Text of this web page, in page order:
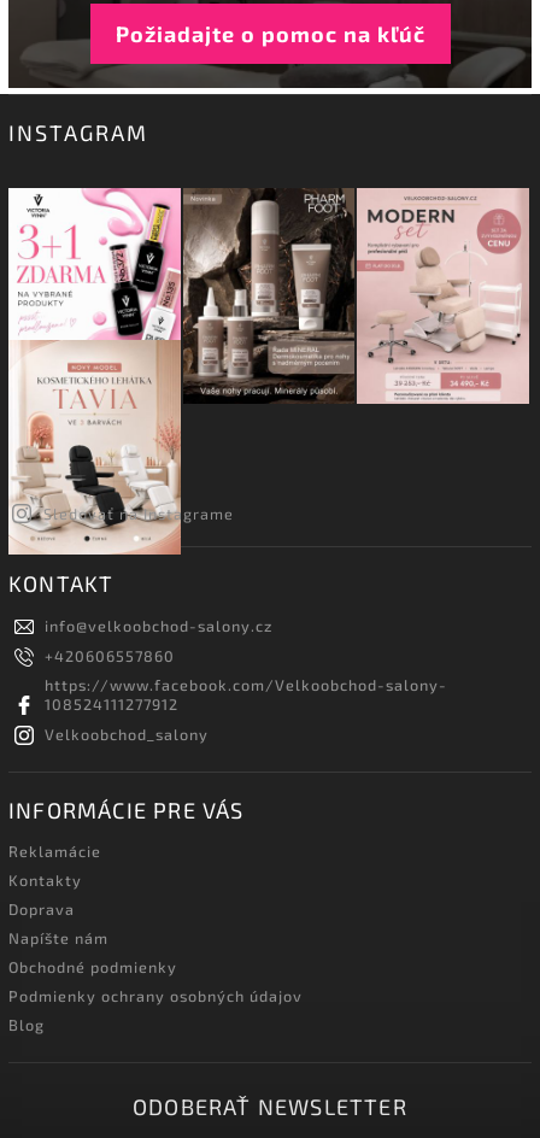
Požiadajte o pomoc na kľúč
INSTAGRAM
Sledovať na Instagrame
KONTAKT
info@velkoobchod-salony.cz
+420606557860
https://www.facebook.com/Velkoobchod-salony-
108524111277912
Velkoobchod_salony
INFORMÁCIE PRE VÁS
Reklamácie
Kontakty
Doprava
Napíšte nám
Obchodné podmienky
Podmienky ochrany osobných údajov
Blog
ODOBERAŤ NEWSLETTER